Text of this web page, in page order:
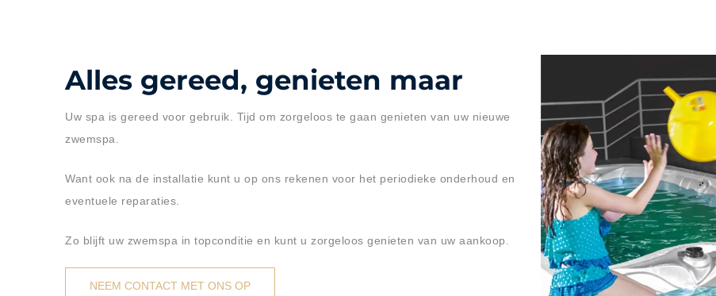
Alles gereed, genieten maar
Uw spa is gereed voor gebruik. Tijd om zorgeloos te gaan genieten van uw nieuwe
zwemspa.
Want ook na de installatie kunt u op ons rekenen voor het periodieke onderhoud en
eventuele reparaties.
Zo blijft uw zwemspa in topconditie en kunt u zorgeloos genieten van uw aankoop.
NEEM CONTACT MET ONS OP